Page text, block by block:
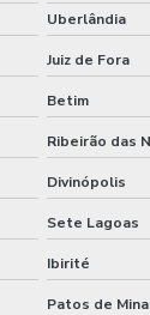
Uberlândia
Juiz de Fora
Betim
Ribeirão das
Divinópolis
Sete Lagoas
Ibirité
Patos de